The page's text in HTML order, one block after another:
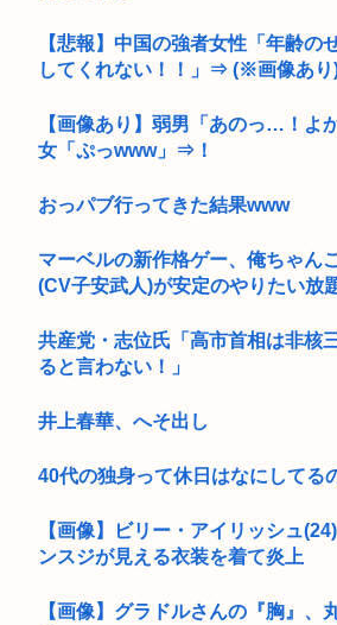
【悲報】中国の強者女性「年齢の
してくれない！！」⇒ (※画像あり
【画像あり】弱男「あのっ…！よ
女「ぷっwww」⇒！
おっパブ行ってきた結果www
マーベルの新作格ゲー、俺ちゃん
(CV子安武人)が安定のやりたい放
共産党・志位氏「高市首相は非核
ると言わない！」
井上春華、へそ出し
40代の独身って休日はなにしてる
【画像】ビリー・アイリッシュ
ンスジが見える衣装を着て炎上
【画像】グラドルさんの『胸』、